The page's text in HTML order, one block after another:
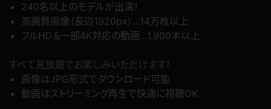
240名以上のモデルが出演！
高画質画像（長辺1920px）…14万枚以上
フルHD＆一部4K対応の動画…1,900本以上
すべて見放題でお楽しみいただけます！
画像はJPG形式でダウンロード可能
動画はストリーミング再生で快適に視聴OK